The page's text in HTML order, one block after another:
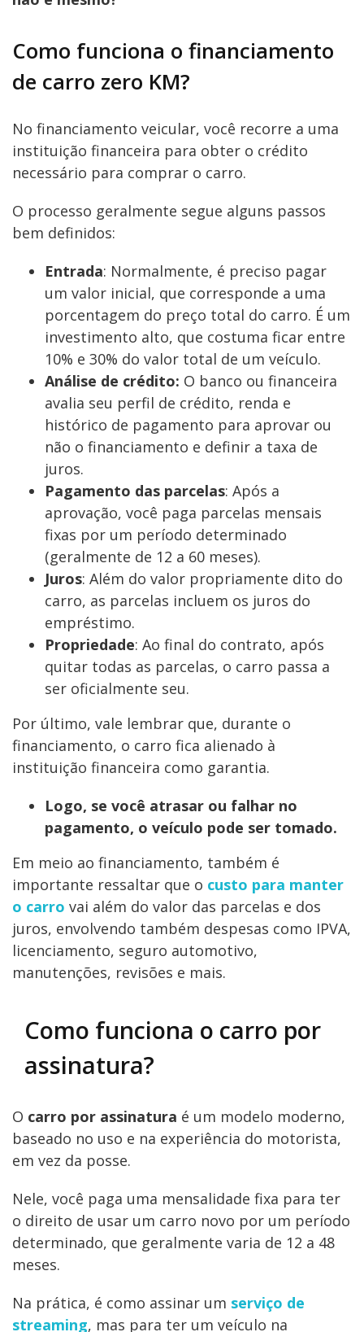
Como funciona o financiamento
de carro zero KM?
No financiamento veicular, você recorre a uma
instituição financeira para obter o crédito
necessário para comprar o carro.
O processo geralmente segue alguns passos
bem definidos:
Entrada: Normalmente, é preciso pagar
um valor inicial, que corresponde a uma
porcentagem do preço total do carro. É um
investimento alto, que costuma ficar entre
10% e 30% do valor total de um veículo.
Análise de crédito: O banco ou financeira
avalia seu perfil de crédito, renda e
histórico de pagamento para aprovar ou
não o financiamento e definir a taxa de
juros.
Pagamento das parcelas: Após a
aprovação, você paga parcelas mensais
fixas por um período determinado
(geralmente de 12 a 60 meses).
Juros: Além do valor propriamente dito do
carro, as parcelas incluem os juros do
empréstimo.
Propriedade: Ao final do contrato, após
quitar todas as parcelas, o carro passa a
ser oficialmente seu.
Por último, vale lembrar que, durante o
financiamento, o carro fica alienado à
instituição financeira como garantia.
Logo, se você atrasar ou falhar no
pagamento, o veículo pode ser tomado.
Em meio ao financiamento, também é
importante ressaltar que o custo para manter
o carro vai além do valor das parcelas e dos
juros, envolvendo também despesas como IPVA,
licenciamento, seguro automotivo,
manutenções, revisões e mais.
Como funciona o carro por
assinatura?
O carro por assinatura é um modelo moderno,
baseado no uso e na experiência do motorista,
em vez da posse.
Nele, você paga uma mensalidade fixa para ter
o direito de usar um carro novo por um período
determinado, que geralmente varia de 12 a 48
meses.
Na prática, é como assinar um serviço de
streaming, mas para ter um veículo na